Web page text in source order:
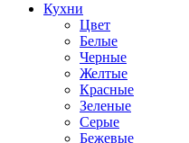
Кухни
Цвет
Белые
Черные
Желтые
Красные
Зеленые
Серые
Бежевые